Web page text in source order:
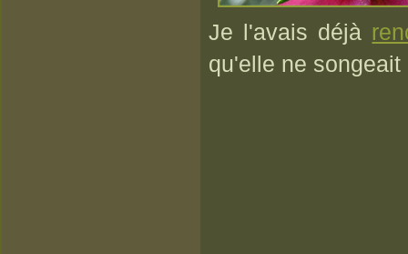
Je l'avais déjà
qu'elle ne